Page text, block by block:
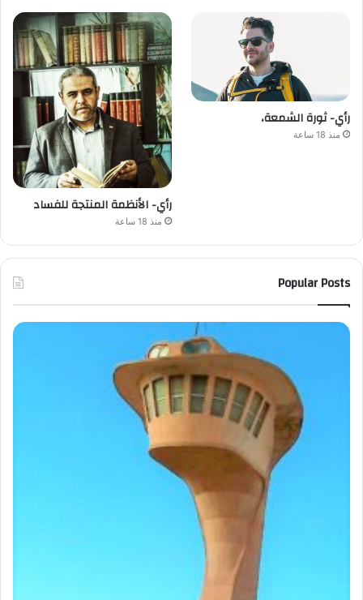
رأي- ثورة الشمعة،
منذ 18 ساعة
رأي- الأنظمة المنتجة للفساد
منذ 18 ساعة
Popular Posts